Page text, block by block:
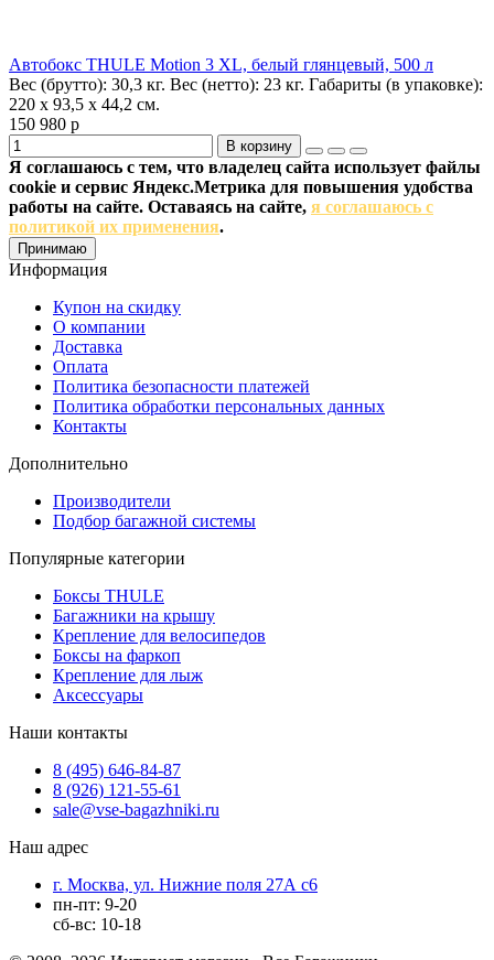
Автобокс THULE Motion 3 XL, белый глянцевый, 500 л
Вес (брутто): 30,3 кг. Вес (нетто): 23 кг. Габариты (в упаковке):
220 x 93,5 x 44,2 см.
150 980 р
В корзину
Я соглашаюсь с тем, что владелец сайта использует файлы
cookie и сервис Яндекс.Метрика для повышения удобства
работы на сайте. Оставаясь на сайте, я соглашаюсь с
политикой их применения.
Принимаю
Информация
Купон на скидку
О компании
Доставка
Оплата
Политика безопасности платежей
Политика обработки персональных данных
Контакты
Дополнительно
Производители
Подбор багажной системы
Популярные категории
Боксы THULE
Багажники на крышу
Крепление для велосипедов
Боксы на фаркоп
Крепление для лыж
Аксессуары
Наши контакты
8 (495) 646-84-87
8 (926) 121-55-61
sale@vse-bagazhniki.ru
Наш адрес
г. Москва, ул. Нижние поля 27А с6
пн-пт: 9-20
сб-вс: 10-18